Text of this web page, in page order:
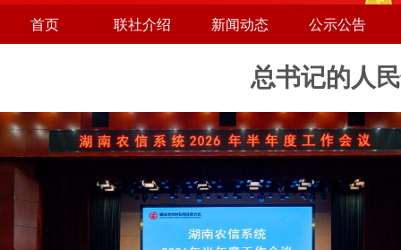
首页 联社介绍 新闻动态 公示公告
总书记的人
毛万春在省农信
余红胜在邵阳和永州
沈晓明
沈晓明：掌握工